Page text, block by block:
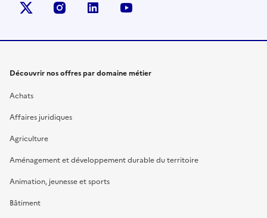
X (anciennement Twitter)
instagramlinkedin
Découvrir nos offres par domaine métier
Achats
Affaires juridiques
Agriculture
Aménagement et développement durable du territoire
Animation, jeunesse et sports
Bâtiment